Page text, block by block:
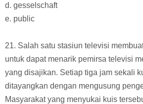
d. gesselschaft
e. public
21. Salah satu stasiun televisi
untuk dapat menarik pemirsa televisi
yang disajikan. Setiap tiga jam sekali
ditayangkan dengan mengusung
Masyarakat yang menyukai kuis